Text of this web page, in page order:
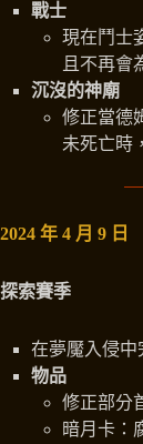
戰士
現在鬥士
且不再會
沉沒的神廟
修正當德
未死亡時
2024 年 4 月 9 日
探索賽季
在夢魘入侵中
物品
修正部分
暗月卡：